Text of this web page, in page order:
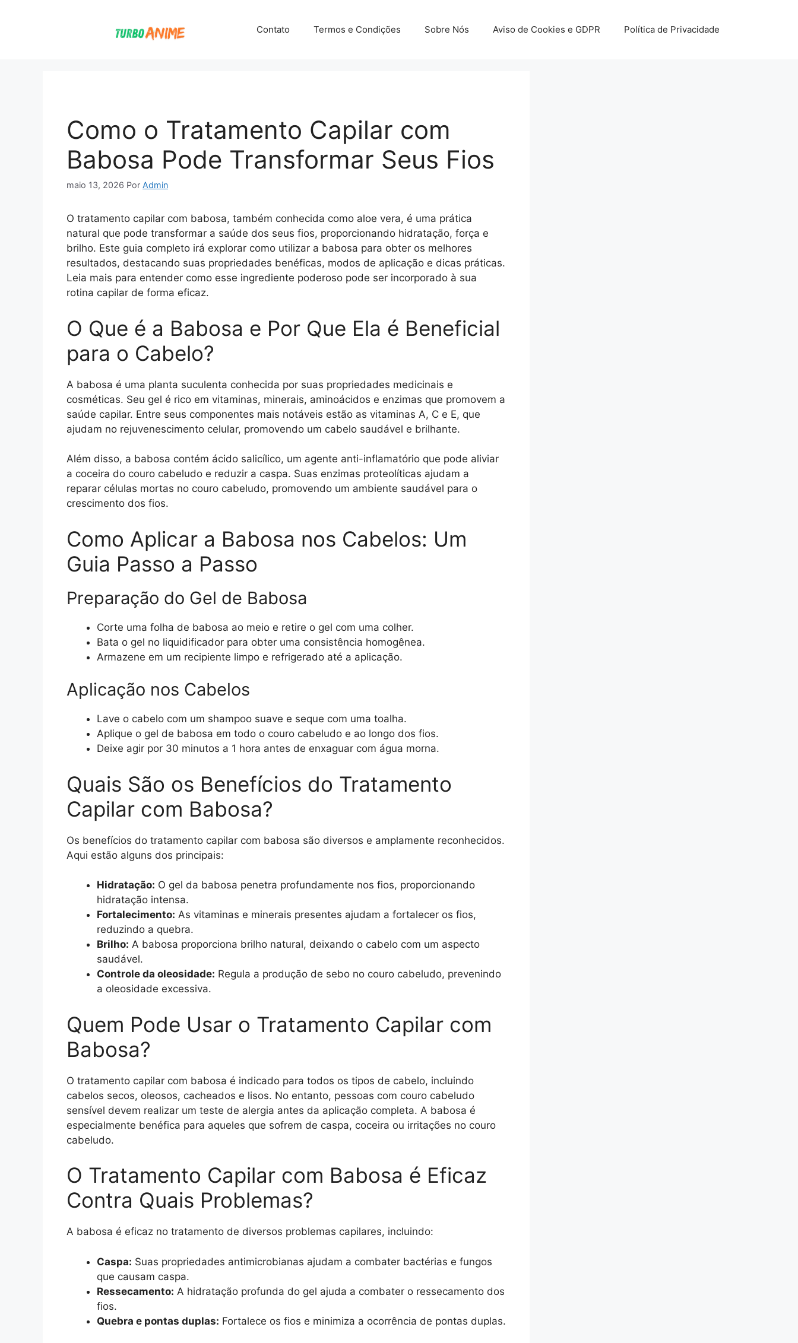
Contato Termos e Condições Sobre Nós Aviso de Cookies e GDPR Política de Privacidade
Como o Tratamento Capilar com
Babosa Pode Transformar Seus Fios
maio 13, 2026 Por Admin
O tratamento capilar com babosa, também conhecida como aloe vera, é uma prática
natural que pode transformar a saúde dos seus fios, proporcionando hidratação, força e
brilho. Este guia completo irá explorar como utilizar a babosa para obter os melhores
resultados, destacando suas propriedades benéficas, modos de aplicação e dicas práticas.
Leia mais para entender como esse ingrediente poderoso pode ser incorporado à sua
rotina capilar de forma eficaz.
O Que é a Babosa e Por Que Ela é Beneficial
para o Cabelo?
A babosa é uma planta suculenta conhecida por suas propriedades medicinais e
cosméticas. Seu gel é rico em vitaminas, minerais, aminoácidos e enzimas que promovem a
saúde capilar. Entre seus componentes mais notáveis estão as vitaminas A, C e E, que
ajudam no rejuvenescimento celular, promovendo um cabelo saudável e brilhante.
Além disso, a babosa contém ácido salicílico, um agente anti-inflamatório que pode aliviar
a coceira do couro cabeludo e reduzir a caspa. Suas enzimas proteolíticas ajudam a
reparar células mortas no couro cabeludo, promovendo um ambiente saudável para o
crescimento dos fios.
Como Aplicar a Babosa nos Cabelos: Um
Guia Passo a Passo
Preparação do Gel de Babosa
Corte uma folha de babosa ao meio e retire o gel com uma colher.
Bata o gel no liquidificador para obter uma consistência homogênea.
Armazene em um recipiente limpo e refrigerado até a aplicação.
Aplicação nos Cabelos
Lave o cabelo com um shampoo suave e seque com uma toalha.
Aplique o gel de babosa em todo o couro cabeludo e ao longo dos fios.
Deixe agir por 30 minutos a 1 hora antes de enxaguar com água morna.
Quais São os Benefícios do Tratamento
Capilar com Babosa?
Os benefícios do tratamento capilar com babosa são diversos e amplamente reconhecidos.
Aqui estão alguns dos principais:
Hidratação: O gel da babosa penetra profundamente nos fios, proporcionando
hidratação intensa.
Fortalecimento: As vitaminas e minerais presentes ajudam a fortalecer os fios,
reduzindo a quebra.
Brilho: A babosa proporciona brilho natural, deixando o cabelo com um aspecto
saudável.
Controle da oleosidade: Regula a produção de sebo no couro cabeludo, prevenindo
a oleosidade excessiva.
Quem Pode Usar o Tratamento Capilar com
Babosa?
O tratamento capilar com babosa é indicado para todos os tipos de cabelo, incluindo
cabelos secos, oleosos, cacheados e lisos. No entanto, pessoas com couro cabeludo
sensível devem realizar um teste de alergia antes da aplicação completa. A babosa é
especialmente benéfica para aqueles que sofrem de caspa, coceira ou irritações no couro
cabeludo.
O Tratamento Capilar com Babosa é Eficaz
Contra Quais Problemas?
A babosa é eficaz no tratamento de diversos problemas capilares, incluindo:
Caspa: Suas propriedades antimicrobianas ajudam a combater bactérias e fungos
que causam caspa.
Ressecamento: A hidratação profunda do gel ajuda a combater o ressecamento dos
fios.
Quebra e pontas duplas: Fortalece os fios e minimiza a ocorrência de pontas duplas.